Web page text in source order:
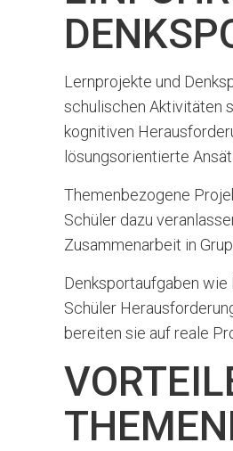
Lernprojekte und
schulischen Aktivitäten
kognitiven
lösungsorientierte
Themenbezogene
Schüler dazu
Zusammenarbeit in
Denksportaufgaben
Schüler
bereiten sie auf reale